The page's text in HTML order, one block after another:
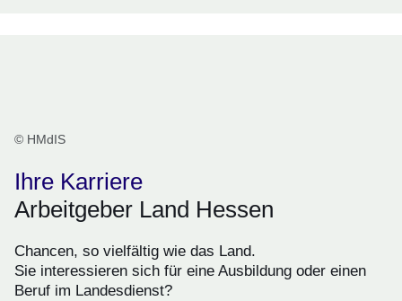
© HMdIS
Ihre Karriere
Arbeitgeber Land Hessen
Chancen, so vielfältig wie das Land.
Sie interessieren sich für eine Ausbildung oder einen
Beruf im Landesdienst?